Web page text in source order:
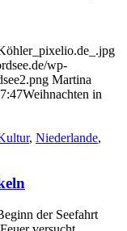
wp-
Martina
Weihnachten in
, Niederlande,
der Seefahrt